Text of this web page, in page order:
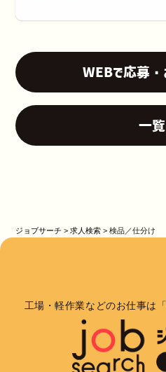
WEBで応募・
一覧
ジョブサーチ >求人検索 >検品／仕分け
工場・軽作業などのお仕事は